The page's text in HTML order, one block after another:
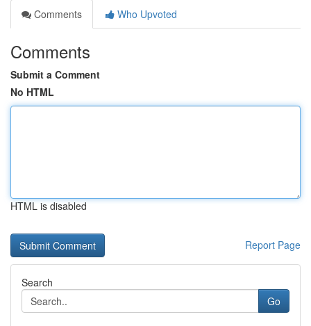
Comments
Who Upvoted
Comments
Submit a Comment
No HTML
HTML is disabled
Report Page
Search
Go